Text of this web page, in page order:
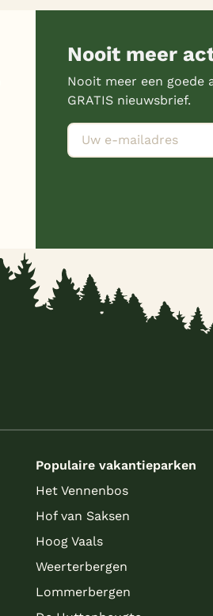
Nooit meer
Nooit meer een goede
GRATIS nieuwsbrief.
Populaire vakantieparken
Het Vennenbos
Hof van Saksen
Hoog Vaals
Weerterbergen
Lommerbergen